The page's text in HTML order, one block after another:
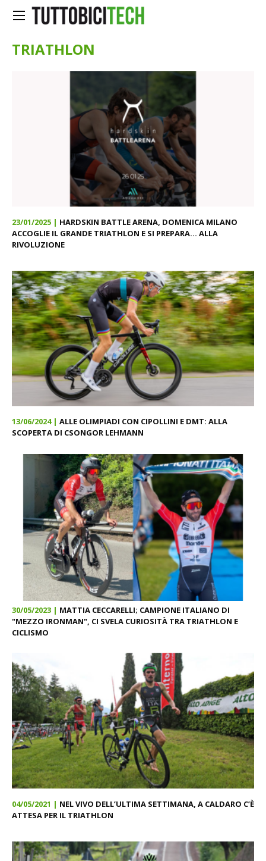
TRIATHLON
23/01/2025 | HARDSKIN BATTLE ARENA, DOMENICA MILANO
ACCOGLIE IL GRANDE TRIATHLON E SI PREPARA... ALLA
RIVOLUZIONE
13/06/2024 | ALLE OLIMPIADI CON CIPOLLINI E DMT: ALLA
SCOPERTA DI CSONGOR LEHMANN
30/05/2023 | MATTIA CECCARELLI; CAMPIONE ITALIANO DI
"MEZZO IRONMAN", CI SVELA CURIOSITÀ TRA TRIATHLON E
CICLISMO
04/05/2021 | NEL VIVO DELL’ULTIMA SETTIMANA, A CALDARO C’È
ATTESA PER IL TRIATHLON